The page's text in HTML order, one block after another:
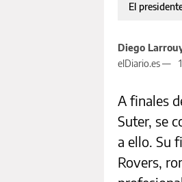
El
Diego
elDiario.es —
A finales
Suter, se
a ello. Su
Rovers,